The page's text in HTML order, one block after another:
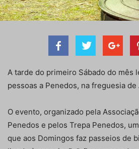
A tarde do primeiro Sábado do mês
pessoas a Penedos, na freguesia de
O evento, organizado pela
Penedos e pelos Trepa Penedos,
que aos Domingos faz passeios de